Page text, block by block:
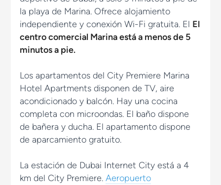
la playa de Marina. Ofrece alojamiento
independiente y conexión Wi-Fi gratuita. El El
centro comercial Marina está a menos de 5
minutos a pie.
Los apartamentos del City Premiere Marina
Hotel Apartments disponen de TV, aire
acondicionado y balcón. Hay una cocina
completa con microondas. El baño dispone
de bañera y ducha. El apartamento dispone
de aparcamiento gratuito.
La estación de Dubai Internet City está a 4
km del City Premiere.Aeropuerto